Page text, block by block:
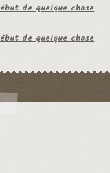
de quelque chose
de quelque chose